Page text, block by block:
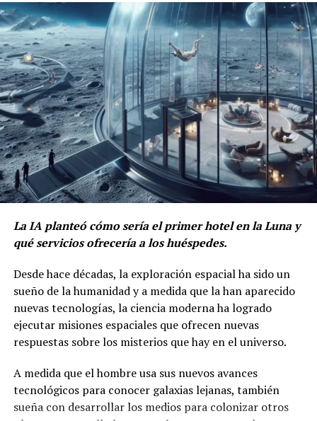
La IA planteó cómo sería el primer hotel en la Luna y
qué servicios ofrecería a los huéspedes.
Desde hace décadas, la exploración espacial ha sido un
sueño de la humanidad y a medida que la han aparecido
nuevas tecnologías, la ciencia moderna ha logrado
ejecutar misiones espaciales que ofrecen nuevas
respuestas sobre los misterios que hay en el universo.
A medida que el hombre usa sus nuevos avances
tecnológicos para conocer galaxias lejanas, también
sueña con desarrollar los medios para colonizar otros